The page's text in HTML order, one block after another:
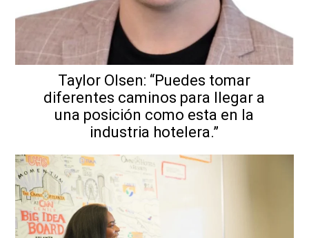
Taylor Olsen: “Puedes tomar
diferentes caminos para llegar a
una posición como esta en la
industria hotelera.”